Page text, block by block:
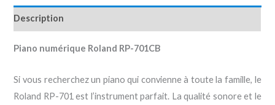
Description
Piano numérique Roland RP-701CB
Si vous recherchez un piano qui convienne à toute la famille, le
Roland RP-701 est l’instrument parfait. La qualité sonore et le